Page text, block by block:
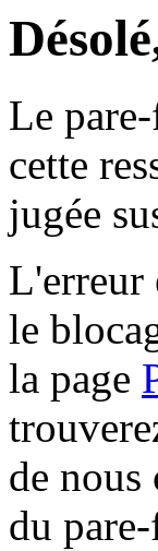
Le
cette
jugée
L'erreur
le
la page
de nous
du